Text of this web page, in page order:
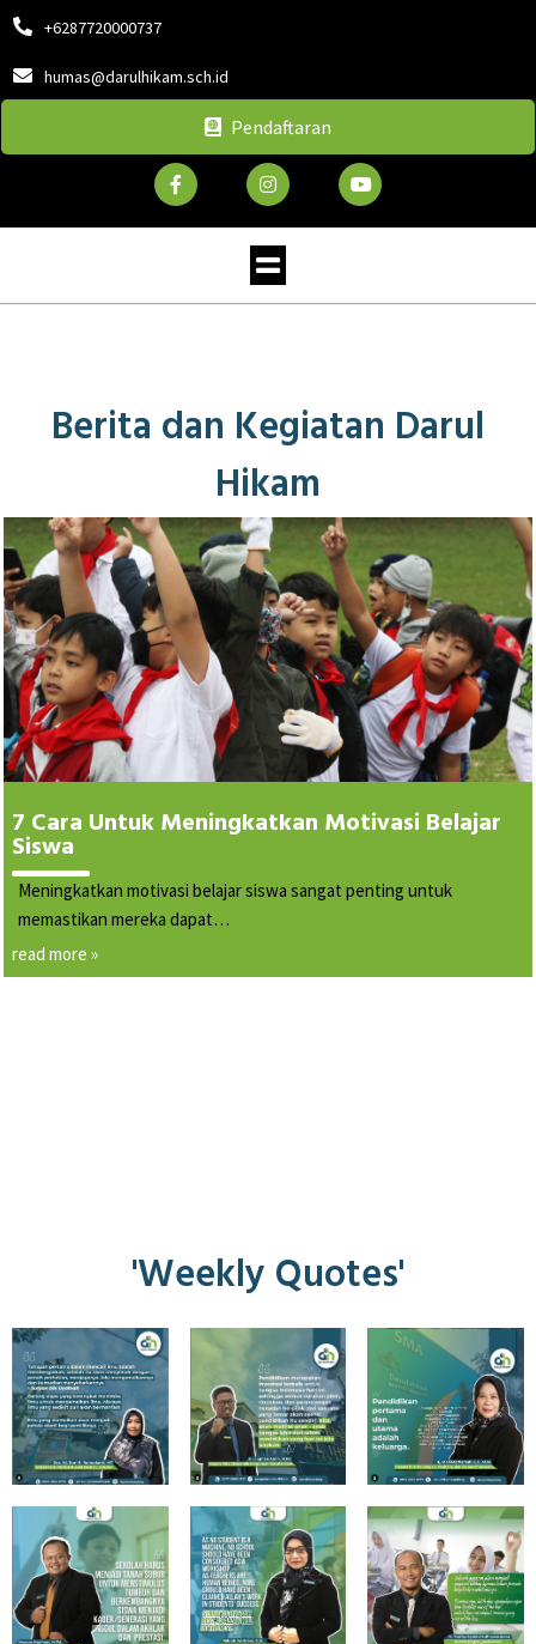
+6287720000737
humas@darulhikam.sch.id
Pendaftaran
Berita dan Kegiatan Darul
Hikam
7 Cara Untuk Meningkatkan Motivasi Belajar
Siswa
Meningkatkan motivasi belajar siswa sangat penting untuk
memastikan mereka dapat…
read more »
'Weekly Quotes'